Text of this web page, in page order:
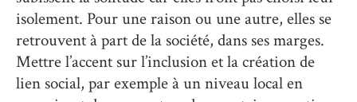
isolement. Pour une raison ou une autre, elles se
retrouvent à part de la société, dans ses marges.
Mettre l’accent sur l’inclusion et la création de
lien social, par exemple à un niveau local en